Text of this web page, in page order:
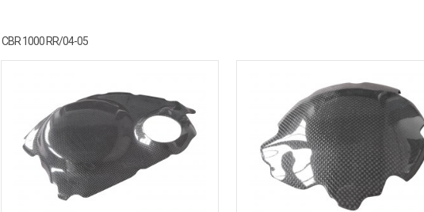
CBR 1000 RR/04-05